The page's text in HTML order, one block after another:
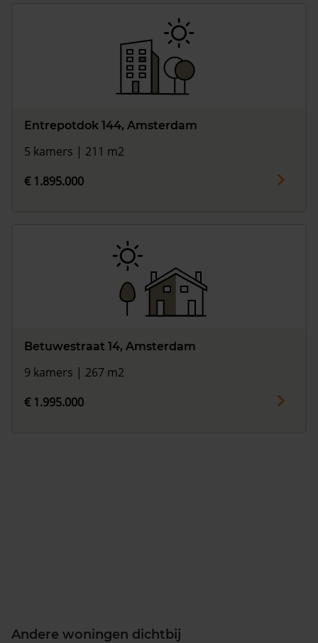
Entrepotdok 144, Amsterdam
5 kamers | 211 m2
€ 1.895.000
Betuwestraat 14, Amsterdam
9 kamers | 267 m2
€ 1.995.000
Andere woningen dichtbij